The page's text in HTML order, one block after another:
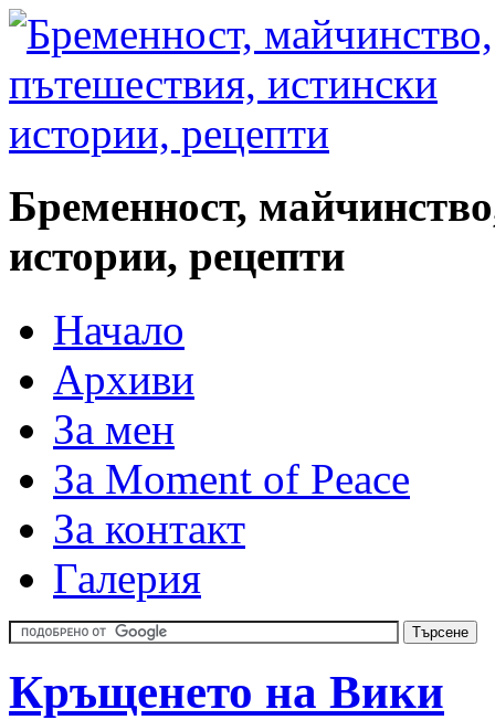
Бременност,
истории, рецепти
Начало
Архиви
За мен
За Moment of Peace
За контакт
Галерия
Кръщенето на Вики